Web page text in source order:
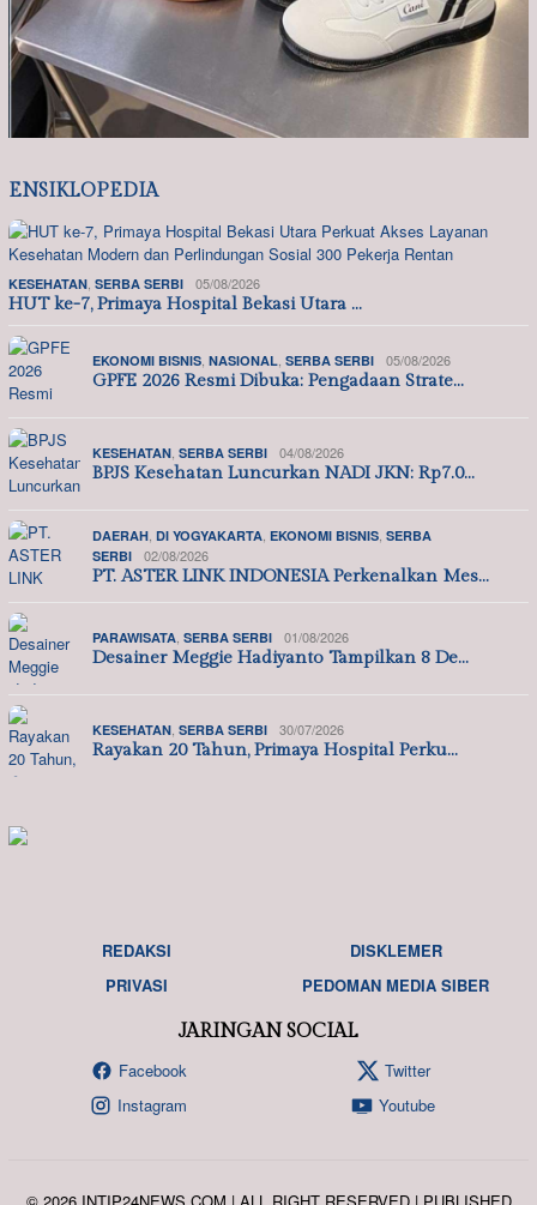
ENSIKLOPEDIA
KESEHATAN SERBA SERBI 05/08/2026
HUT ke-7, Primaya Hospital Bekasi Utara …
EKONOMI BISNIS NASIONAL SERBA SERBI 05/08/2026
GPFE 2026 Resmi Dibuka: Pengadaan Strate…
KESEHATAN SERBA SERBI 04/08/2026
BPJS Kesehatan Luncurkan NADI JKN: Rp7.0…
DAERAH DI YOGYAKARTA EKONOMI BISNIS SERBA
SERBI
02/08/2026
PT. ASTER LINK INDONESIA Perkenalkan Mes…
PARAWISATA SERBA SERBI 01/08/2026
Desainer Meggie Hadiyanto Tampilkan 8 De…
KESEHATAN SERBA SERBI 30/07/2026
Rayakan 20 Tahun, Primaya Hospital Perku…
REDAKSI
DISKLEMER
PRIVASI
PEDOMAN MEDIA SIBER
JARINGAN SOCIAL
Facebook
Twitter
Instagram
Youtube